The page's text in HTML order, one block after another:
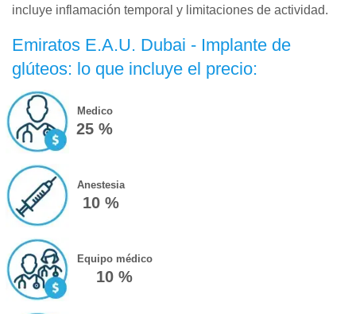
incluye inflamación temporal y limitaciones de actividad.
Emiratos E.A.U. Dubai - Implante de
glúteos: lo que incluye el precio:
Medico
25 %
Anestesia
10 %
Equipo médico
10 %